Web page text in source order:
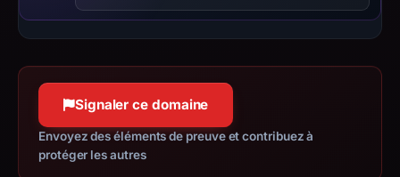
Sep
target
Infrastructure
Signaler ce domaine
Envoyez des éléments de preuve et contribuez à
protéger les autres